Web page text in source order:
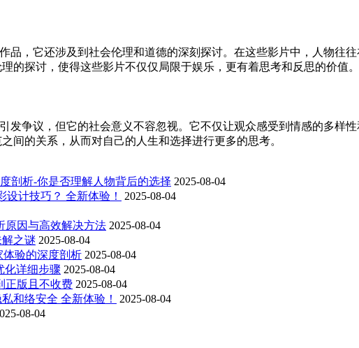
品，它还涉及到社会伦理和道德的深刻探讨。在这些影片中，人物往
的探讨，使得这些影片不仅仅局限于娱乐，更有着思考和反思的价值。
发争议，但它的社会意义不容忽视。它不仅让观众感受到情感的多样
间的关系，从而对自己的人生和选择进行更多的思考。
剖析-你是否理解人物背后的选择 2025-08-04
计技巧？ 全新体验！
2025-08-04
原因与高效解决方法 2025-08-04
之谜 2025-08-04
体验的深度剖析 2025-08-04
化详细步骤 2025-08-04
正版且不收费 2025-08-04
和络安全 全新体验！
2025-08-04
08-04